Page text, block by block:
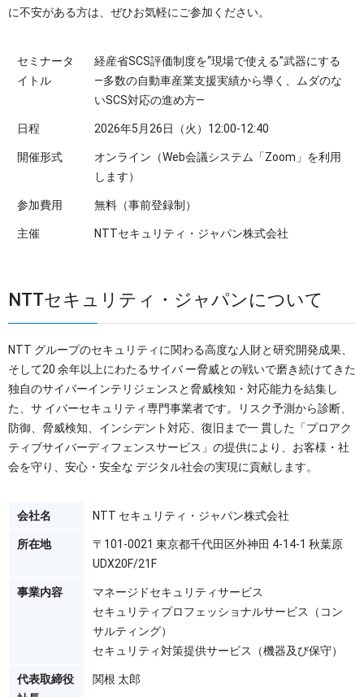
に不安がある方は、ぜひお気軽にご参加ください。
セミナータ
イトル
経産省SCS評価制度を“現場で使える”武器にする
―多数の自動車産業支援実績から導く、ムダのな
いSCS対応の進め方―
日程 2026年5月26日（火）12:00-12:40
開催形式
オンライン（Web会議システム「Zoom」を利用
します）
参加費用 無料（事前登録制）
主催 NTTセキュリティ・ジャパン株式会社
NTTセキュリティ・ジャパンについて
NTT グループのセキュリティに関わる高度な人財と研究開発成果、
そして20 余年以上にわたるサイバ ー脅威との戦いで磨き続けてきた
独自のサイバーインテリジェンスと脅威検知・対応能力を結集し
た、サ イバーセキュリティ専門事業者です。リスク予測から診断、
防御、脅威検知、インシデント対応、復旧まで⼀ 貫した「プロアク
ティブサイバーディフェンスサービス」の提供により、お客様・社
会を守り、安心・安全な デジタル社会の実現に貢献します。
会社名 NTT セキュリティ・ジャパン株式会社
所在地
〒101-0021 東京都千代田区外神田 4-14-1 秋葉原
UDX20F/21F
事業内容
マネージドセキュリティサービス
セキュリティプロフェッショナルサービス（コン
サルティング）
セキュリティ対策提供サービス（機器及び保守）
代表取締役
関根 太郎